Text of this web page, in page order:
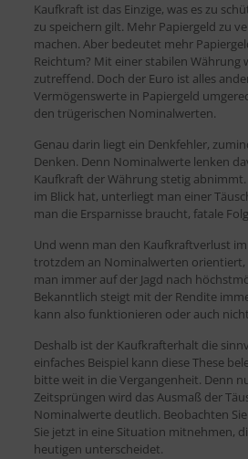
Kaufkraft ist das Einzige, was es zu
zu speichern gilt. Mehr Papiergeld zu
machen. Aber bedeutet mehr
Reichtum? Mit einer stabilen Währung
zutreffend. Doch der Euro ist alles
Vermögenswerte in Papiergeld
den trügerischen Nominalwerten.
Genau darin liegt ein Denkfehler,
Denken. Denn Nominalwerte lenken
Kaufkraft der Währung stetig
im Blick hat, unterliegt man einer
man die Ersparnisse braucht, fatale
Und wenn man den Kaufkraftverlust
trotzdem an Nominalwerten orientiert,
man immer auf der Jagd nach
Bekanntlich steigt mit der Rendite
kann also funktionieren oder auch
Deshalb ist der Kaufkrafterhalt die
einfaches Beispiel kann diese These
bitte weit in die Vergangenheit. Denn
Zeitsprüngen wird das Ausmaß der
Nominalwerte deutlich. Beobachten
Sie jetzt in eine Situation mitnehmen,
heutigen unterscheidet.